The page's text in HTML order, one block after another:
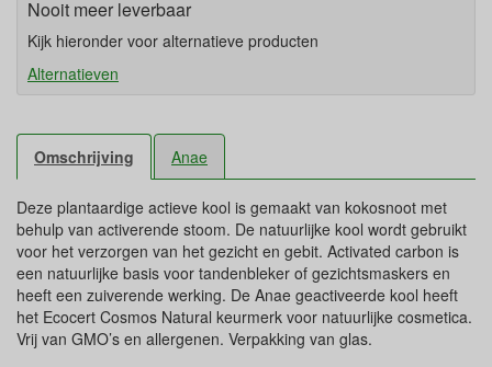
Nooit meer leverbaar
Kijk hieronder voor alternatieve producten
Alternatieven
Omschrijving Anae
Deze plantaardige actieve kool is gemaakt van kokosnoot met
behulp van activerende stoom. De natuurlijke kool wordt gebruikt
voor het verzorgen van het gezicht en gebit. Activated carbon is
een natuurlijke basis voor tandenbleker of gezichtsmaskers en
heeft een zuiverende werking. De Anae geactiveerde kool heeft
het Ecocert Cosmos Natural keurmerk voor natuurlijke cosmetica.
Vrij van GMO’s en allergenen. Verpakking van glas.